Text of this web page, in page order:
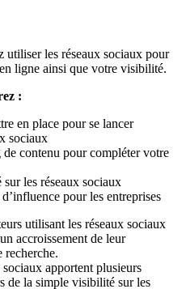
les réseaux sociaux pour
ligne ainsi que votre visibilité.
:
en place pour se lancer
sociaux
contenu pour compléter votre
les réseaux sociaux
pour les entreprises
utilisant les réseaux sociaux
accroissement de leur
recherche.
apportent plusieurs
de la simple visibilité sur les